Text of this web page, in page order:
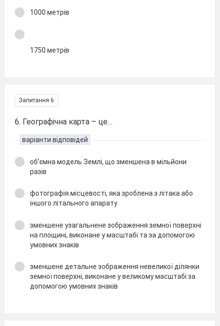
1000 метрів
1750 метрів
Запитання 6
6. Географічна карта – це…
варіанти відповідей
об’ємна модель Землі, що зменшена в мільйони
разів
фотографія місцевості, яка зроблена з літака або
іншого літального апарату
зменшене узагальнене зображення земної поверхні
на площині, виконане у масштабі та за допомогою
умовних знаків
зменшене детальне зображення невеликої ділянки
земної поверхні, виконане у великому масштабі за
допомогою умовних знаків